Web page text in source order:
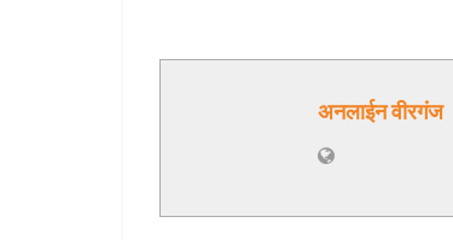
अनलाईन वीरगंज